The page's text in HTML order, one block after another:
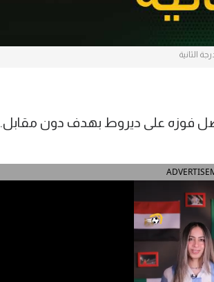
الثانية
فوزه على ديروط بهدف دون مقابل.